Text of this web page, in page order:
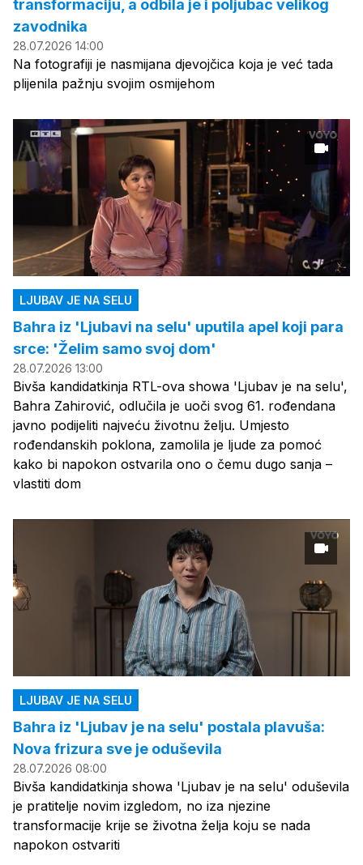
transformaciju, a odbila je i poljubac velikog
zavodnika
28.07.2026 14:00
Na fotografiji je nasmijana djevojčica koja je već tada
plijenila pažnju svojim osmijehom
LJUBAV JE NA SELU
Bahra iz 'Ljubavi na selu' uputila apel koji para
srce: 'Želim samo svoj dom'
28.07.2026 13:00
Bivša kandidatkinja RTL-ova showa 'Ljubav je na selu',
Bahra Zahirović, odlučila je uoči svog 61. rođendana
javno podijeliti najveću životnu želju. Umjesto
rođendanskih poklona, zamolila je ljude za pomoć
kako bi napokon ostvarila ono o čemu dugo sanja –
vlastiti dom
LJUBAV JE NA SELU
Bahra iz 'Ljubav je na selu' postala plavuša:
Nova frizura sve je oduševila
28.07.2026 08:00
Bivša kandidatkinja showa 'Ljubav je na selu' oduševila
je pratitelje novim izgledom, no iza njezine
transformacije krije se životna želja koju se nada
napokon ostvariti